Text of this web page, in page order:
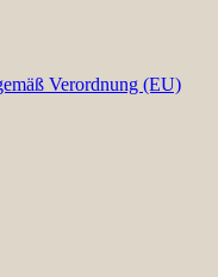
Verordnung (EU)